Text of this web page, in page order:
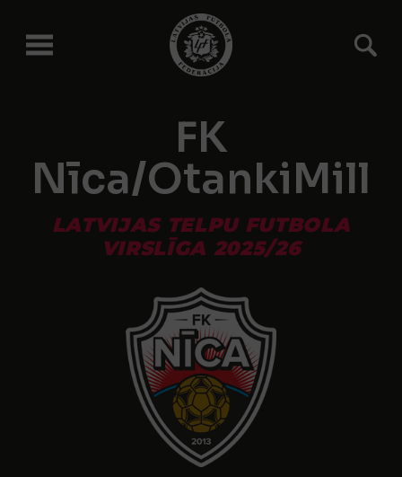
FK
Nīca/OtankiMill
LATVIJAS TELPU FUTBOLA
VIRSLĪGA 2025/26